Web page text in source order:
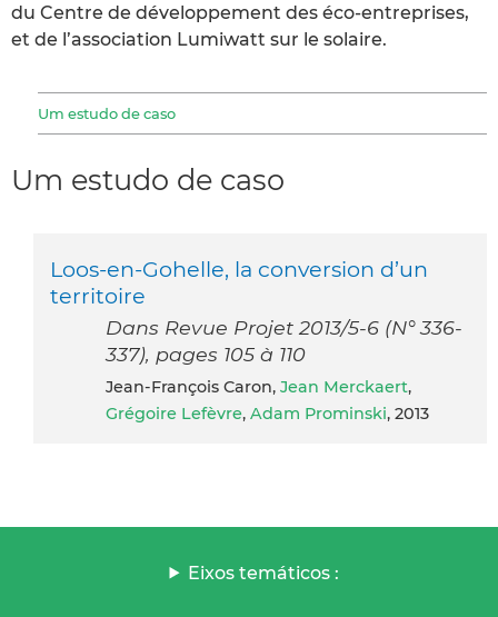
du Centre de développement des éco-entreprises,
et de l’association Lumiwatt sur le solaire.
Um estudo de caso
Um estudo de caso
Loos-en-Gohelle, la conversion d’un
territoire
Dans Revue Projet 2013/5-6 (N° 336-
337), pages 105 à 110
Jean-François Caron, Jean Merckaert,
Grégoire Lefèvre, Adam Prominski, 2013
Eixos temáticos :